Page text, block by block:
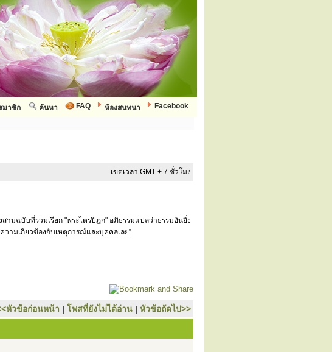
Facebook
ห้องสนทนา
FAQ
ค้นหา
มาชิก
เขตเวลา GMT + 7 ชั่วโมง
มฉบับที่รวมเรียก "พระไตรปิฎก" อภิธรรมแปลว่าธรรมอันยิ่ง
ามเกี่ยวข้องกับเหตุการณ์และบุคคลเลย”
หัวข้อก่อนหน้า | โพสที่ยังไม่ได้อ่าน | หัวข้อถัดไป>>